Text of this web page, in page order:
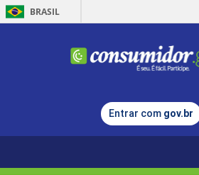
BRASIL
Entrar com gov.br